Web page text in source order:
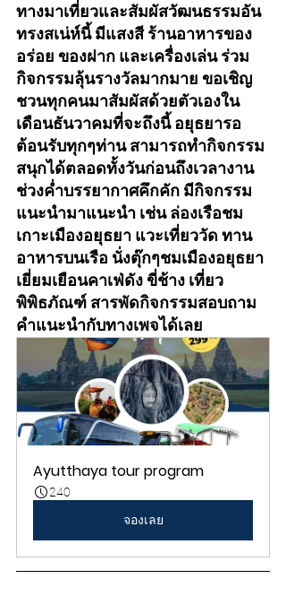
ทางมาเที่ยวและสัมผัสวัฒนธรรมอัน
ทรงสเน่ห์นี้ มีแสงสี ร้านอาหารของ
อร่อย ของฝาก และเครื่องเล่น ร่วม
กิจกรรมลุ้นรางวัลมากมาย ขอเชิญ
ชวนทุกคนมาสัมผัสด้วยตัวเองใน
เดือนธันวาคมที่จะถึงนี้ อยุธยารอ
ต้อนรับทุกๆท่าน สามารถทำกิจกรรม
สนุกได้ตลอดทั้งวันก่อนถึงเวลางาน
ช่วงค่ำบรรยากาศคึกคัก มีกิจกรรม
แนะนำมาแนะนำ เช่น ล่องเรือชม
เกาะเมืองอยุธยา แวะเที่ยววัด ทาน
อาหารบนเรือ นั่งตุ๊กๆชมเมืองอยุธยา
เยี่ยมเยือนคาเฟ่ดัง ขี่ช้าง เที่ยว
พิพิธภัณฑ์ สารพัดกิจกรรมสอบถาม
คำแนะนำกับทางเพจได้เลย
Ayutthaya tour program
240
จองเลย